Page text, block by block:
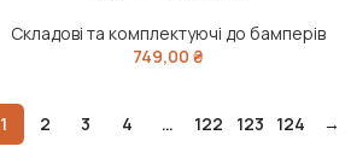
Складові та комплектуючі до бамперів
749,00 ₴
1 2 3 4 … 122 123 124 →